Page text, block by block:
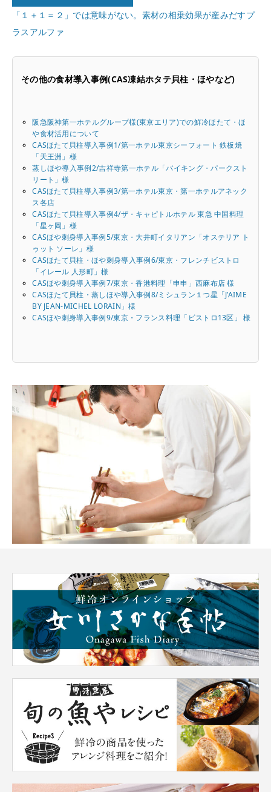
「１＋１＝２」では意味がない。素材の相乗効果が産みだすプ
ラスアルファ
その他の食材導入事例(CAS凍結ホタテ貝柱・ほやなど)
阪急阪神第一ホテルグループ様(東京エリア)での鮮冷ほたて・ほ
や食材活用について
CASほたて貝柱導入事例1/第一ホテル東京シーフォート 鉄板焼
「天王洲」様
蒸しほや導入事例2/吉祥寺第一ホテル「バイキング・パークスト
リート」様
CASほたて貝柱導入事例3/第一ホテル東京・第一ホテルアネック
ス各店
CASほたて貝柱導入事例4/ザ・キャピトルホテル 東急 中国料理
「星ヶ岡」様
CASほや刺身導入事例5/東京・大井町イタリアン「オステリア ト
ゥット ソーレ」様
CASほたて貝柱・ほや刺身導入事例6/東京・フレンチビストロ
「イレール 人形町」様
CASほや刺身導入事例7/東京・香港料理「申申」西麻布店 様
CASほたて貝柱・蒸しほや導入事例8/ミシュラン１つ星「J’AIME
BY JEAN-MICHEL LORAIN」様
CASほや刺身導入事例9/東京・フランス料理「ビストロ13区」 様